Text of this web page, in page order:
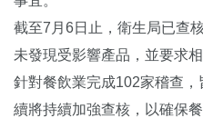
截至7月6日止，衛生局已查
未發現受影響產品，並要求
針對餐飲業完成102家稽查
續將持續加強查核，以確保